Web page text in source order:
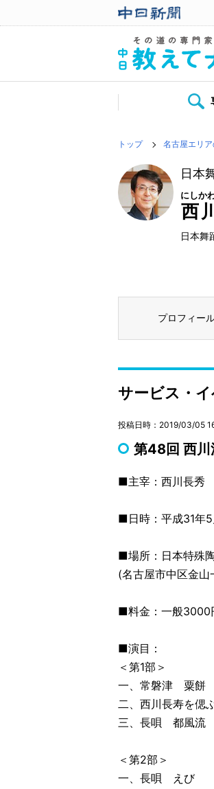
トップ 名古屋エリ
日本
西
にしか
日本舞
プロフィー
サービス・イ
投稿日時：2019/03/05
第48回 西川
■主宰：西川長秀
■日時：平成31年
■場所：日本特殊
(名古屋市中区金山
■料金：一般3000
■演目：
＜第1部＞
一、常磐津 粟餅
二、西川長寿を偲
三、長唄 都風流
＜第2部＞
一、長唄 えび